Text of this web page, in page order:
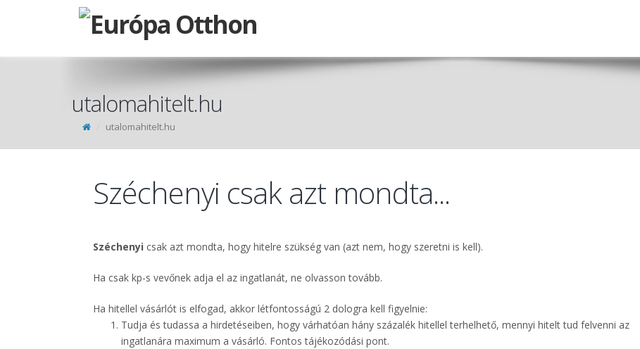
utalomahitelt.hu
utalomahitelt.hu
Széchenyi csak azt mondta...
Széchenyi csak azt mondta, hogy hitelre szükség van (azt nem, hogy szeretni is kell).
Ha csak kp-s vevőnek adja el az ingatlanát, ne olvasson tovább.
Ha hitellel vásárlót is elfogad, akkor létfontosságú 2 dologra kell figyelnie:
Tudja és tudassa a hirdetéseiben, hogy várhatóan hány százalék hitellel terhelhető, mennyi hitelt tud felvenni az
ingatlanára maximum a vásárló. Fontos tájékozódási pont.